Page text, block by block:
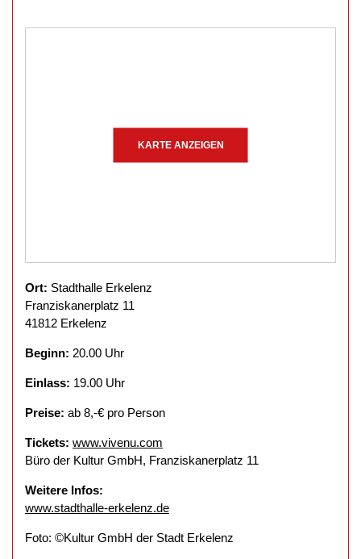
KARTE ANZEIGEN
Ort: Stadthalle Erkelenz
Franziskanerplatz 11
41812 Erkelenz
Beginn: 20.00 Uhr
Einlass: 19.00 Uhr
Preise: ab 8,-€ pro Person
Tickets: www.vivenu.com
Büro der Kultur GmbH, Franziskanerplatz 11
Weitere Infos:
www.stadthalle-erkelenz.de
Foto: ©Kultur GmbH der Stadt Erkelenz